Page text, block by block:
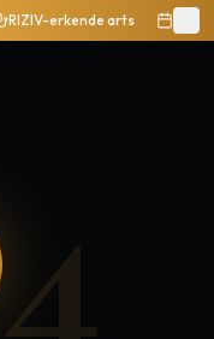
RIZIV-erkende arts